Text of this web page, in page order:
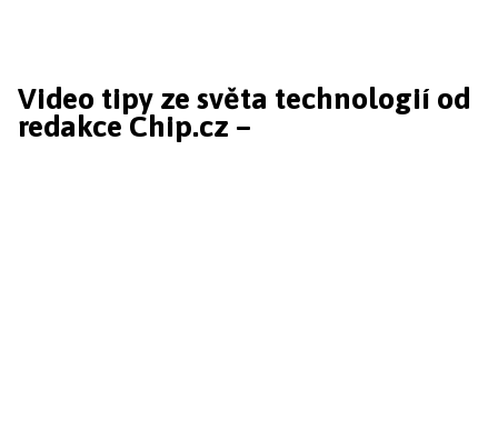
Video tipy ze světa technologií od
redakce Chip.cz –